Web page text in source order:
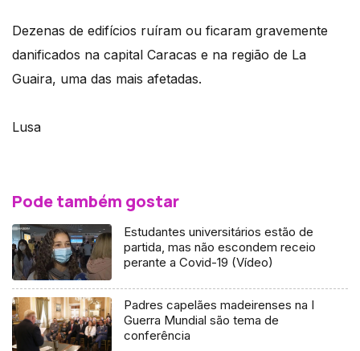
Dezenas de edifícios ruíram ou ficaram gravemente
danificados na capital Caracas e na região de La
Guaira, uma das mais afetadas.
Lusa
Pode também gostar
Estudantes universitários estão de
partida, mas não escondem receio
perante a Covid-19 (Vídeo)
Padres capelães madeirenses na I
Guerra Mundial são tema de
conferência